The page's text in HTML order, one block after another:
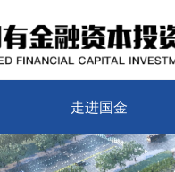
走进国金